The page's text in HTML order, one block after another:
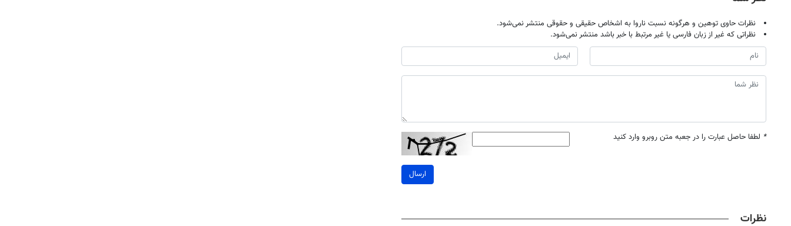
نظرات حاوی توهین و هرگونه نسبت ناروا به اشخاص حقیقی و حقوقی منتشر نمی‌شود.
نظراتی که غیر از زبان فارسی یا غیر مرتبط با خبر باشد منتشر نمی‌شود.
* لطفا حاصل عبارت را در جعبه متن روبرو وارد کنید
ارسال
نظرات